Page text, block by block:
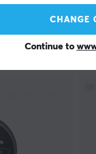
CHANGE
Continue to